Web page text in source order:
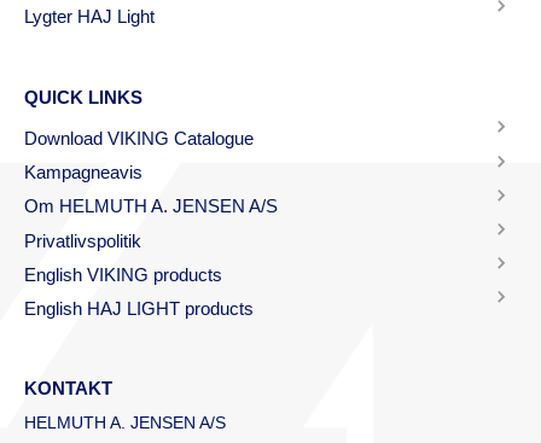
Lygter HAJ Light
QUICK LINKS
Download VIKING Catalogue
Kampagneavis
Om HELMUTH A. JENSEN A/S
Privatlivspolitik
English VIKING products
English HAJ LIGHT products
KONTAKT
HELMUTH A. JENSEN A/S